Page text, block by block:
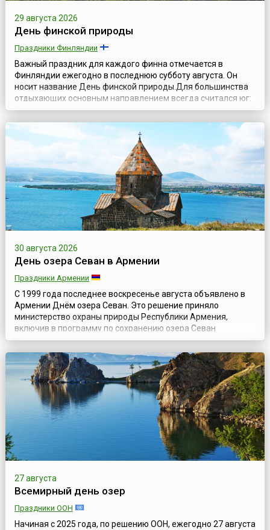
29 августа 2026
День финской природы
Праздники Финляндии
Важный праздник для каждого финна отмечается в
Финляндии ежегодно в последнюю субботу августа. Он
носит название День финской природы.Для большинства
отдыхающих основным направлением всегда считался юг:
тёплое море, солнце, горячий песок, пальмы, лазурные
бухты и лагуны. Очень романтично. Однако, есть люди,
которых всегда манило в противоположную сторону – на
север. Красота и сказочный мир сев...
30 августа 2026
День озера Севан в Армении
Праздники Армении
С 1999 года последнее воскресенье августа объявлено в
Армении Днём озера Севан. Это решение приняло
министерство охраны природы Республики Армения,
включив в программу по сохранению озера Севан
мероприятия, направленные на улучшение экологических
условий озера и прилегающих районов. Они проходят под
контролем сотрудников Севанского Национального парка.
В этих мероприятиях, одно из которых — очистк...
27 августа
Всемирный день озер
Праздники ООН
Начиная с 2025 года, по решению ООН, ежегодно 27 августа